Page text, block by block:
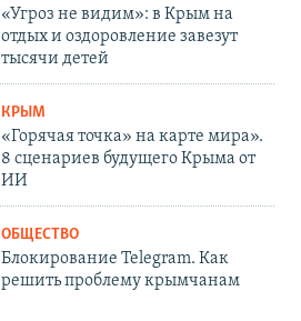
«Угроз не видим»: в Крым на
отдых и оздоровление завезут
тысячи детей
КРЫМ
«Горячая точка» на карте мира».
8 сценариев будущего Крыма от
ИИ
ОБЩЕСТВО
Блокирование Telegram. Как
решить проблему крымчанам